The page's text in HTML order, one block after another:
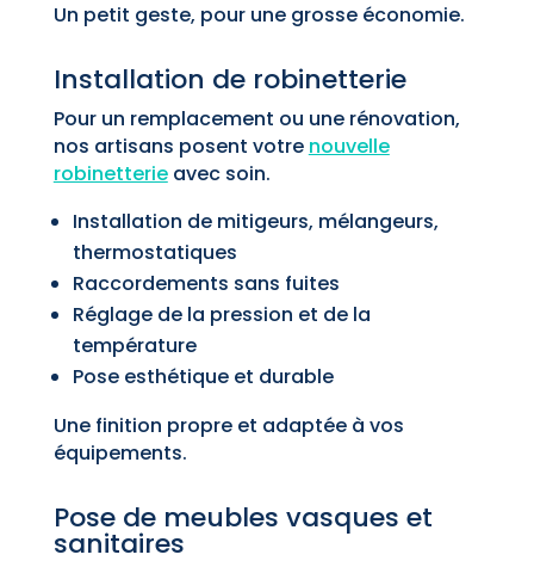
Un petit geste, pour une grosse économie.
Installation de robinetterie
Pour un remplacement ou une rénovation,
nos artisans posent votre nouvelle
robinetterieavec soin.
Installation de mitigeurs, mélangeurs,
thermostatiques
Raccordements sans fuites
Réglage de la pression et de la
température
Pose esthétique et durable
Une finition propre et adaptée à vos
équipements.
Pose de meubles vasques et
sanitaires